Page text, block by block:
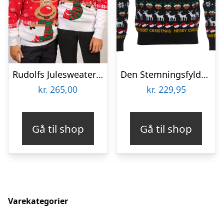
Rudolfs Julesweater Rød – Børn.
kr. 265,00
Gå til shop
Den Stemningsfyldte Julesweater Børn
kr. 229,95
Gå til shop
Varekategorier